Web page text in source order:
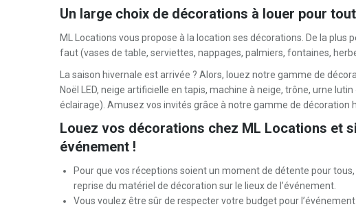
Un large choix de décorations à louer pour
ML Locations vous propose à la location ses décorations. De la plus
faut (vases de table, serviettes, nappages, palmiers, fontaines,
La saison hivernale est arrivée ? Alors, louez notre gamme de
Noël LED, neige artificielle en tapis, machine à neige, trône, urne
éclairage). Amusez vos invités grâce à notre gamme de décoration
Louez vos décorations chez ML Locations et
événement !
Pour que vos réceptions soient un moment de détente pour
reprise du matériel de décoration sur le lieux de l’événement.
Vous voulez être sûr de respecter votre budget pour